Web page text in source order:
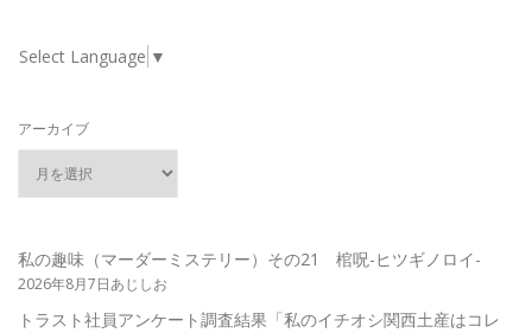
Select Language ▼
アーカイブ
私の趣味（マーダーミステリー）その21 棺呪-ヒツギノロイ-
2026年8月7日あじしお
トラスト社員アンケート調査結果「私のイチオシ関西土産はコレ